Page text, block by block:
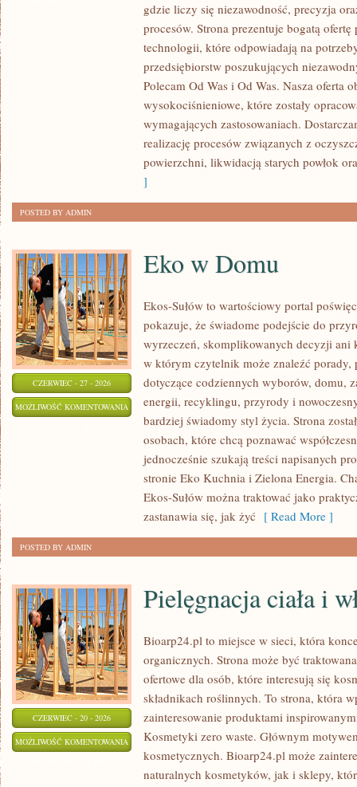
ZRÓWNOWAŻONY
gdzie liczy się niezawodność, precyzja
procesów. Strona prezentuje bogatą ofertę
technologii, które odpowiadają na
przedsiębiorstw poszukujących
Polecam Od Was i Od Was. Nasza oferta
wysokociśnieniowe, które zostały
wymagających zastosowaniach.
realizację procesów związanych z
powierzchni, likwidacją starych powłok
]
POSTED BY ADMIN
CZERWIEC - 27 - 2026
MOŻLIWOŚĆ KOMENTOWANIA
DOMU
Eko w Domu
Ekos-Sułów to wartościowy portal
pokazuje, że świadome podejście do
wyrzeczeń, skomplikowanych decyzji ani
w którym czytelnik może znaleźć porady,
dotyczące codziennych wyborów, domu,
energii, recyklingu, przyrody i
bardziej świadomy styl życia. Strona
osobach, które chcą poznawać
jednocześnie szukają treści napisanych
stronie Eko Kuchnia i Zielona Energia.
Ekos-Sułów można traktować jako
zastanawia się, jak żyć [ Read More ]
POSTED BY ADMIN
CZERWIEC - 20 - 2026
MOŻLIWOŚĆ KOMENTOWANIA PIELĘGNACJA
CIAŁA
Pielęgnacja ciała i
Bioarp24.pl to miejsce w sieci, która
organicznych. Strona może być
ofertowe dla osób, które interesują się
składnikach roślinnych. To strona, która
zainteresowanie produktami
Kosmetyki zero waste. Głównym
kosmetycznych. Bioarp24.pl może
naturalnych kosmetyków, jak i sklepy,